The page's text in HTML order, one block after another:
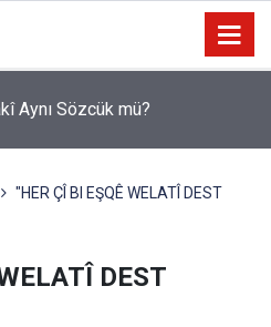
Nimûneyeka Piçûk
"HER ÇÎ BI EŞQÊ WELATÎ DEST
DEST